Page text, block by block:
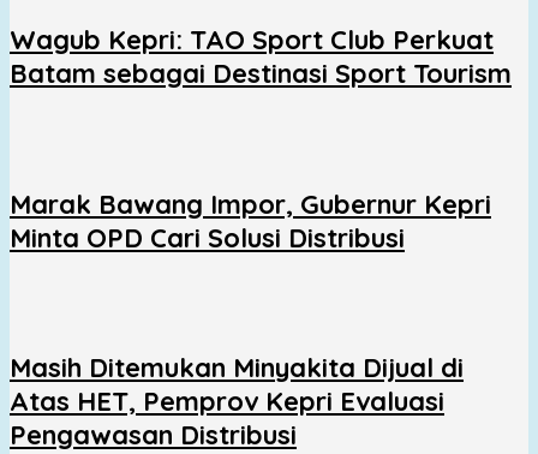
Wagub Kepri: TAO Sport Club Perkuat
Batam sebagai Destinasi Sport Tourism
Marak Bawang Impor, Gubernur Kepri
Minta OPD Cari Solusi Distribusi
Masih Ditemukan Minyakita Dijual di
Atas HET, Pemprov Kepri Evaluasi
Pengawasan Distribusi